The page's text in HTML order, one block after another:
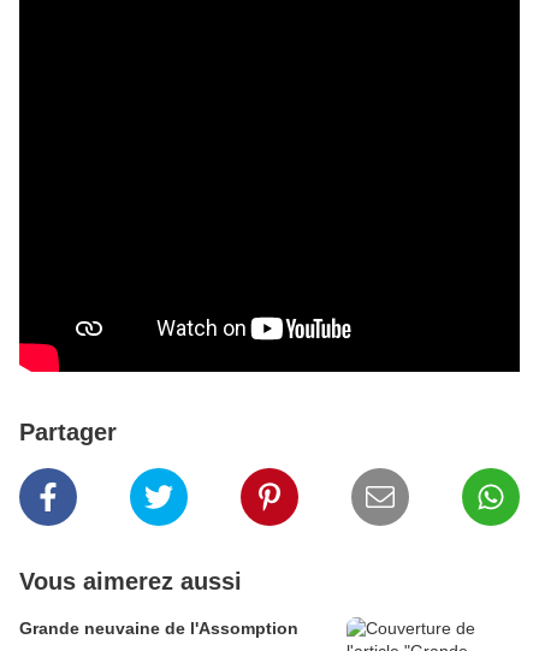
Partager
Vous aimerez aussi
Grande neuvaine de l'Assomption